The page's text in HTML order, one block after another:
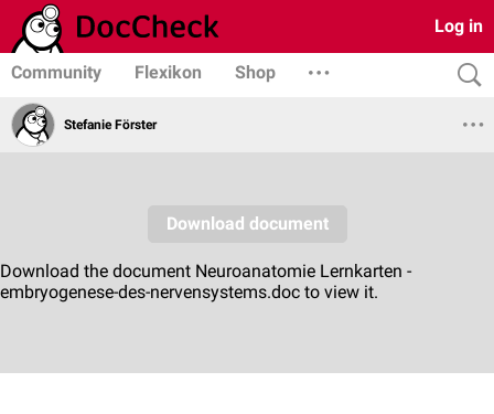
Log in
Community Flexikon Shop
Stefanie Förster